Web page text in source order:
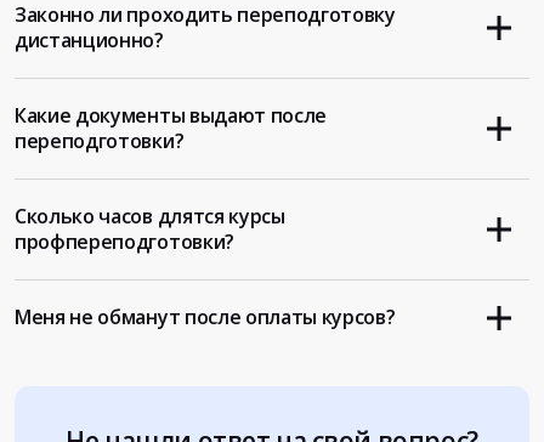
Законно ли проходить переподготовку
дистанционно?
Какие документы выдают после
переподготовки?
Сколько часов длятся курсы
профпереподготовки?
Меня не обманут после оплаты курсов?